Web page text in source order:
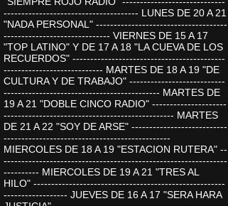
-------------------------------------- LUNES DE 20 A 21
"NADA PERSONAL" -------------------------------------
------------------------------ VIERNES DE 15 A 17
"TOP LATINO" Y DE 17 A 18 "LA CUEVA DE LOS
RECUERDOS" -------------------------------------------
---------------------------- MARTES DE 18 A 19 "DE
CULTURA Y DE TRABAJO" ---------------------------
-------------------------------------------- MARTES DE
19 A 21 "DOBLE CINCO RADIO" ---------------------
------------------------------------------------ MARTES
DE 21 A 22 "SOY DE ARSE" ---------------------------
-----------------------------------------------
MIERCOLES DE 18 A 19 "ESTACION RUTERA" --
---------------------------------------------------------------
---------- MIERCOLES DE 19 A 21 "TRES AL
HILO" ------------------------------------------------------
------------------ JUEVES DE 16 A 17 "SERA HARA